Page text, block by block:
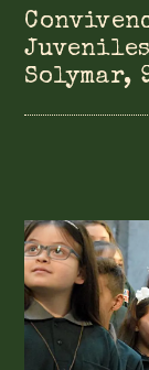
Juveniles
Solymar,